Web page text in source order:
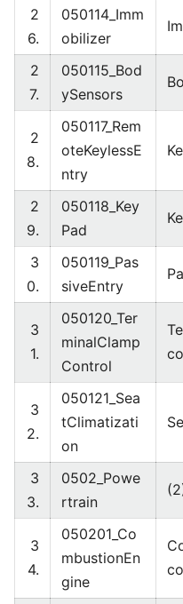
2
6.
050114_Imm
obilizer
2
7.
050115_Bod
ySensors
2
8.
050117_Rem
oteKeylessE
ntry
2
9.
050118_Key
Pad
3
0.
050119_Pas
siveEntry
3
1.
050120_Ter
minalClamp
Control
3
2.
050121_Sea
tClimatizati
on
3
3.
0502_Powe
rtrain
3
4.
050201_Co
mbustionEn
gine